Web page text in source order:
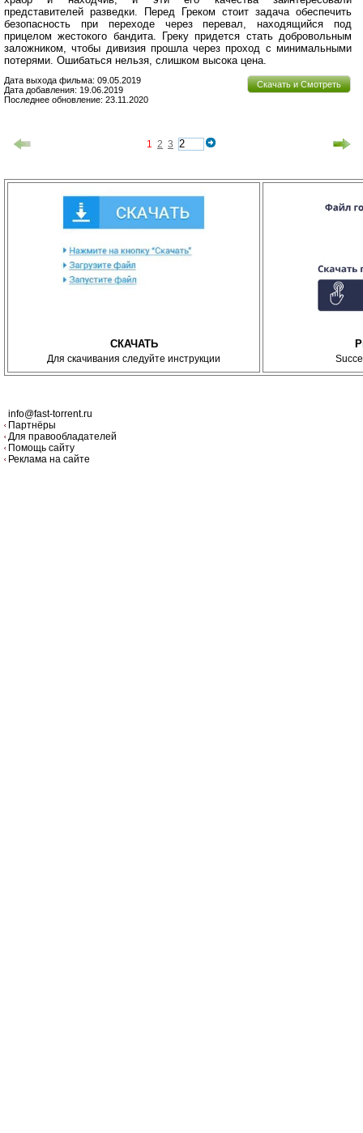
представителей разведки. Перед Греком стоит задача обеспечить
безопасность при переходе через перевал, находящийся под
прицелом жестокого бандита. Греку придется стать добровольным
заложником, чтобы дивизия прошла через проход с минимальными
потерями. Ошибаться нельзя, слишком высока цена.
Скачать и Смотреть
Дата выхода фильма: 09.05.2019
Дата добавления: 19.06.2019
Последнее обновление: 23.11.2020
1 2 3
СКАЧАТЬ
Для скачивания следуйте инструкции
info@fast-torrent.ru
Партнёры
Для правообладателей
Помощь сайту
Реклама на сайте